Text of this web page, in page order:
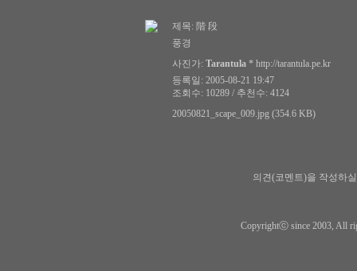
제목: 階 段
풍경
사진가: Tarantula * http://tarantula.pe.kr
등록일: 2005-08-21 19:47
조회수: 10289 / 추천수: 4124
20050821_scape_009.jpg (354.6 KB)
의견(코멘트)을 작성하
Copyrightⓒ since 2003, All